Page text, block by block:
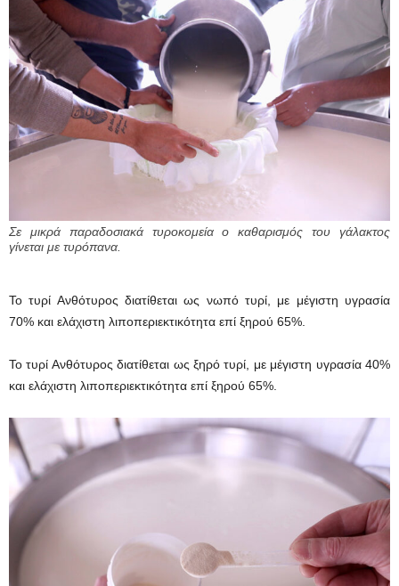
Σε μικρά παραδοσιακά τυροκομεία ο καθαρισμός του γάλακτος
γίνεται με τυρόπανα.
Το τυρί Ανθότυρος διατίθεται ως νωπό τυρί, με μέγιστη υγρασία
70% και ελάχιστη λιποπεριεκτικότητα επί ξηρού 65%.
Το τυρί Ανθότυρος διατίθεται ως ξηρό τυρί, με μέγιστη υγρασία 40%
και ελάχιστη λιποπεριεκτικότητα επί ξηρού 65%.